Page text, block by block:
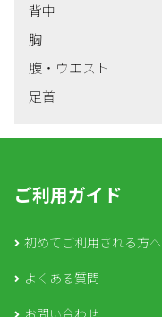
背中
胸
腹・ウエスト
足首
ご利用ガイド
初めてご利用される方へ
よくある質問